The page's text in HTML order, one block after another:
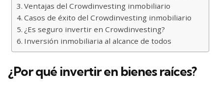
Ventajas del Crowdinvesting inmobiliario
Casos de éxito del Crowdinvesting inmobiliario
¿Es seguro invertir en Crowdinvesting?
Inversión inmobiliaria al alcance de todos
¿Por qué invertir en bienes raíces?